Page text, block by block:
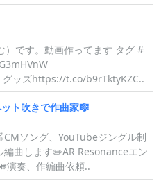
）です。動画作ってます タグ #
ッズhttps://t.co/b9rTktyKZC..
ト吹きで作曲家🎼
ソング、YouTubeジングル制
編曲します✏️AR Resonanceエン
奏、作編曲依頼..